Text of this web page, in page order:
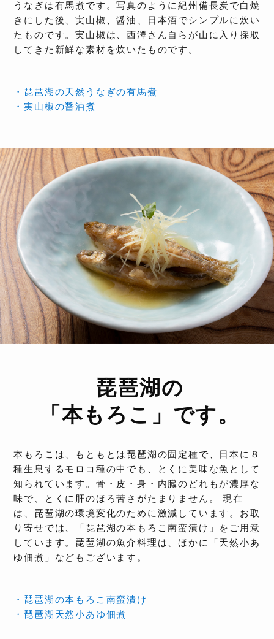
うなぎは有馬煮です。写真のように紀州備長炭で白焼
きにした後、実山椒、醤油、日本酒でシンプルに炊い
たものです。実山椒は、西澤さん自らが山に入り採取
してきた新鮮な素材を炊いたものです。
・琵琶湖の天然うなぎの有馬煮
・実山椒の醤油煮
琵琶湖の
「本もろこ」です。
本もろこは、もともとは琵琶湖の固定種で、日本に８
種生息するモロコ種の中でも、とくに美味な魚として
知られています。骨・皮・身・内臓のどれもが濃厚な
味で、とくに肝のほろ苦さがたまりません。 現在
は、琵琶湖の環境変化のために激減しています。お取
り寄せでは、「琵琶湖の本もろこ南蛮漬け」をご用意
しています。琵琶湖の魚介料理は、ほかに「天然小あ
ゆ佃煮」などもございます。
・琵琶湖の本もろこ南蛮漬け
・琵琶湖天然小あゆ佃煮